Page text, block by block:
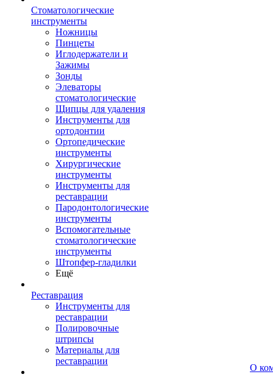
Стоматологические
инструменты
Ножницы
Пинцеты
Иглодержатели и
Зажимы
Зонды
Элеваторы
стоматологические
Щипцы для удаления
Инструменты для
ортодонтии
Ортопедические
инструменты
Хирургические
инструменты
Инструменты для
реставрации
Пародонтологические
инструменты
Вспомогательные
стоматологические
инструменты
Штопфер-гладилки
Ещё
Реставрация
Инструменты для
реставрации
Полировочные
штрипсы
Материалы для
реставрации
О